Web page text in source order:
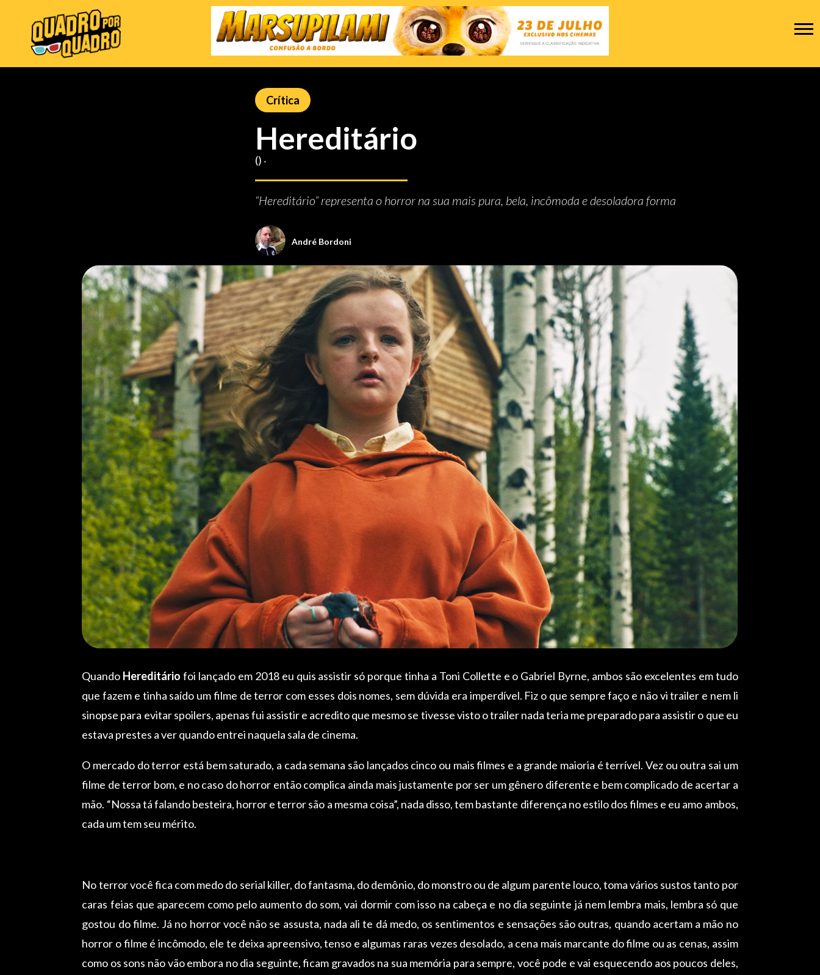
Crítica
Hereditário
() ‧
“Hereditário” representa o horror na sua mais pura, bela, incômoda e desoladora forma
André Bordoni
Quando Hereditário foi lançado em 2018 eu quis assistir só porque tinha a Toni Collette e o Gabriel Byrne, ambos são excelentes em tudo
que fazem e tinha saído um filme de terror com esses dois nomes, sem dúvida era imperdível. Fiz o que sempre faço e não vi trailer e nem li
sinopse para evitar spoilers, apenas fui assistir e acredito que mesmo se tivesse visto o trailer nada teria me preparado para assistir o que eu
estava prestes a ver quando entrei naquela sala de cinema.
O mercado do terror está bem saturado, a cada semana são lançados cinco ou mais filmes e a grande maioria é terrível. Vez ou outra sai um
filme de terror bom, e no caso do horror então complica ainda mais justamente por ser um gênero diferente e bem complicado de acertar a
mão. “Nossa tá falando besteira, horror e terror são a mesma coisa”, nada disso, tem bastante diferença no estilo dos filmes e eu amo ambos,
cada um tem seu mérito.
No terror você fica com medo do serial killer, do fantasma, do demônio, do monstro ou de algum parente louco, toma vários sustos tanto por
caras feias que aparecem como pelo aumento do som, vai dormir com isso na cabeça e no dia seguinte já nem lembra mais, lembra só que
gostou do filme. Já no horror você não se assusta, nada ali te dá medo, os sentimentos e sensações são outras, quando acertam a mão no
horror o filme é incômodo, ele te deixa apreensivo, tenso e algumas raras vezes desolado, a cena mais marcante do filme ou as cenas, assim
como os sons não vão embora no dia seguinte, ficam gravados na sua memória para sempre, você pode e vai esquecendo aos poucos deles,